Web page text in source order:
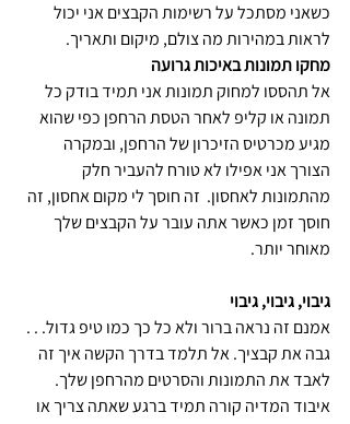
כשאני מסתכל על רשימות הקבצים אני יכול
לראות במהירות מה צולם, מיקום ותאריך.
מחקו תמונות באיכות גרועה
אל תהססו למחוק תמונות אני תמיד בודק כל
תמונה או קליפ לאחר הטסת הרחפן כפי שהוא
מגיע מכרטיס הזיכרון של הרחפן, ובמקרה
הצורך אני אפילו לא טורח להעביר חלק
מהתמונות לאחסון.  זה חוסך לי מקום אחסון, זה
חוסך זמן כאשר אתה עובר על הקבצים שלך
מאוחר יותר.
גיבוי, גיבוי, גיבוי
אמנם זה נראה ברור ולא כל כך כמו טיפ גדול. . .
גבה את קבציך. אל תלמד בדרך הקשה איך זה
לאבד את התמונות והסרטים מהרחפן שלך.
איבוד המדיה קורה תמיד ברגע שאתה צריך או